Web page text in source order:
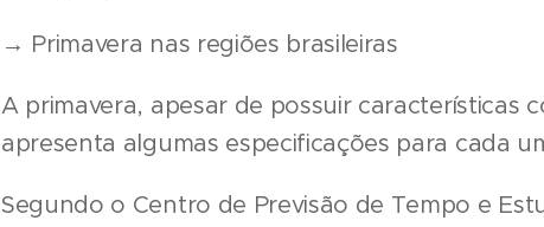
→ Primavera nas regiões brasileiras
A primavera, apesar de possuir características
apresenta algumas especificações para cada
Segundo o Centro de Previsão de Tempo e